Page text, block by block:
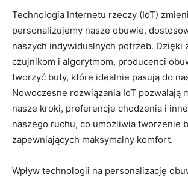
Technologia‍ Internetu‌ rzeczy (IoT)
⁣personalizujemy nasze obuwie,
naszych​ indywidualnych potrzeb. Dzięki⁢
czujnikom i algorytmom, producenci
tworzyć buty, które idealnie pasują ⁢do
Nowoczesne rozwiązania IoT pozwalają
nasze kroki, preferencje ⁤chodzenia i‍
naszego ruchu, co umożliwia tworzenie
zapewniających maksymalny komfort.
Wpływ technologii na ‌personalizację